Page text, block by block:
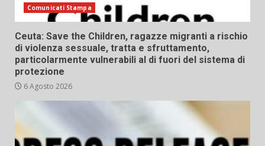
Comunicati Stampa
Ceuta: Save the Children, ragazze migranti a rischio
di violenza sessuale, tratta e sfruttamento,
particolarmente vulnerabili al di fuori del sistema di
protezione
6 Agosto 2026